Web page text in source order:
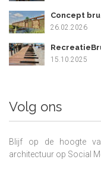
Concept
26.02.2026
15.10.2025
Volg ons
Blijf op de hoogte
architectuur op Social